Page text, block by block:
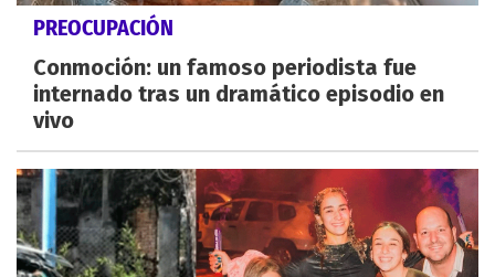
PREOCUPACIÓN
Conmoción: un famoso periodista fue
internado tras un dramático episodio en
vivo